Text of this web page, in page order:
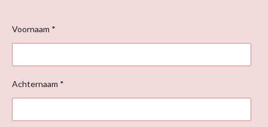
Voornaam *
Achternaam *